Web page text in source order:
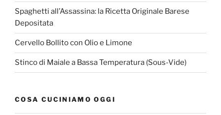
Spaghetti all’Assassina: la Ricetta Originale Barese
Depositata
Cervello Bollito con Olio e Limone
Stinco di Maiale a Bassa Temperatura (Sous-Vide)
COSA CUCINIAMO OGGI